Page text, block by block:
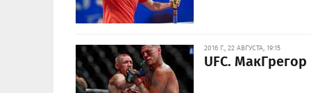
2016 Г., 22 АВГУСТА, 19:15
UFC.